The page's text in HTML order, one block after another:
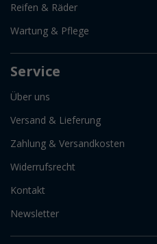
Reifen & Räder
Wartung & Pflege
Service
Über uns
Versand & Lieferung
Zahlung & Versandkosten
Widerrufsrecht
Kontakt
Newsletter